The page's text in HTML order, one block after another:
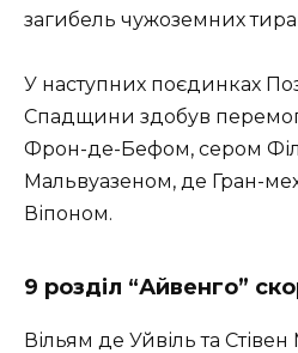
загибель чужоземних
У наступних поєдинках
Спадщини здобув
Фрон-де-Бефом, сером
Мальвуазеном, де Гран-
Віпоном.
9 розділ “Айвенго”
Вільям де Уйвіль та